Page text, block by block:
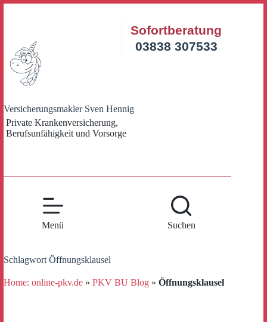
Versicherungsmakler Sven Hennig
Private Krankenversicherung,
Berufsunfähigkeit und Vorsorge
Sofortberatung
03838 307533
Menü Suchen
Schlagwort Öffnungsklausel
Home: online-pkv.de » PKV BU Blog » Öffnungsklausel